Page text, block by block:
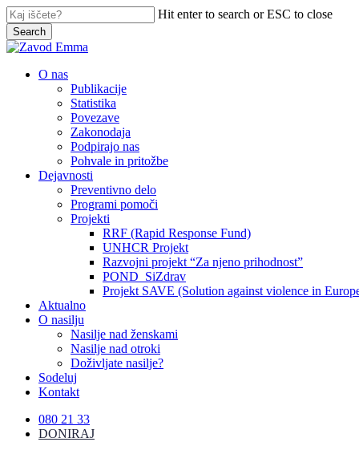
Skip
to
main
content
Hit enter to search or ESC to close
Search
Close
search
Menu
O nas
Publikacije
Statistika
Povezave
Zakonodaja
Podpirajo nas
Pohvale in pritožbe
Dejavnosti
Preventivno delo
Programi pomoči
Projekti
RRF (Rapid Response Fund)
UNHCR Projekt
Razvojni projekt “Za njeno prihodnost”
POND_SiZdrav
Projekt SAVE (Solution against violence in
Aktualno
O nasilju
Nasilje nad ženskami
Nasilje nad otroki
Doživljate nasilje?
Sodeluj
Kontakt
080 21 33
DONIRAJ